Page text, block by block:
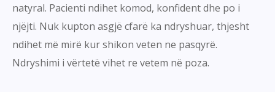
natyral. Pacienti ndihet komod, konfident dhe po i
njëjti. Nuk kupton asgjë cfarë ka ndryshuar, thjesht
ndihet më mirë kur shikon veten ne pasqyrë.
Ndryshimi i vërtetë vihet re vetem në poza.